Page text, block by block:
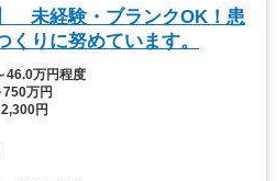
未経験・ブランクOK！患
りに努めています。
46.0万円程度
750万円
円